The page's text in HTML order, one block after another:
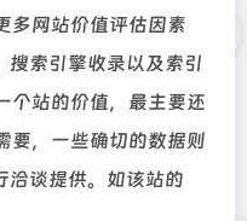
多网站价值评估因素
索引擎收录以及索引
个站的价值，最主要还
要，一些确切的数据则
洽谈提供。如该站的